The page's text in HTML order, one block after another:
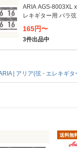
ARIA AGS-8003XL
レキギター用 バラ
LIGHT
165円〜
3件出品中
| アリア(弦 - エレキギタ
送料無